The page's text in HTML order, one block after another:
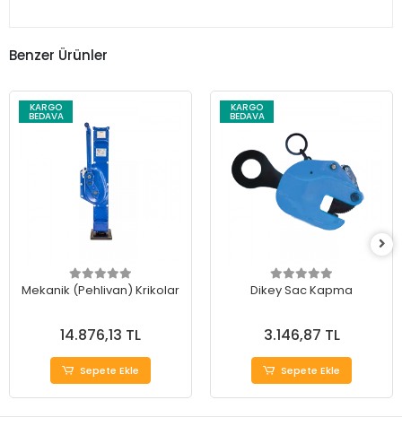
Benzer Ürünler
KARGO
BEDAVA
Mekanik (Pehlivan) Krikolar
14.876,13 TL
Sepete Ekle
KARGO
BEDAVA
Dikey Sac Kapma
3.146,87 TL
Sepete Ekle